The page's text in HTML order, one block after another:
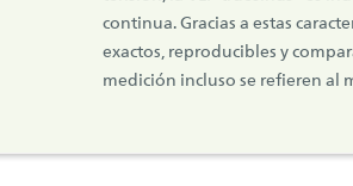
continua. Gracias a estas
exactos, reproducibles y
medición incluso se refieren al